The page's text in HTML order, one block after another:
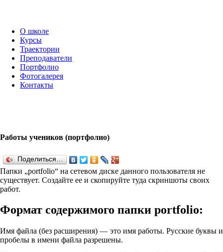
О школе
Курсы
Траектории
Преподаватели
Портфолио
Фотогалерея
Контакты
Работы учеников (портфолио)
Поделиться…
Папки „port­fo­lio“ на сетевом диске данного пользователя не
существует. Создайте ее и скопируйте туда скриншоты своих
работ.
Формат содержимого папки port­fo­lio:
Имя файла (без расширения) — это имя работы. Русские буквы и
пробелы в имени файла разрешены.